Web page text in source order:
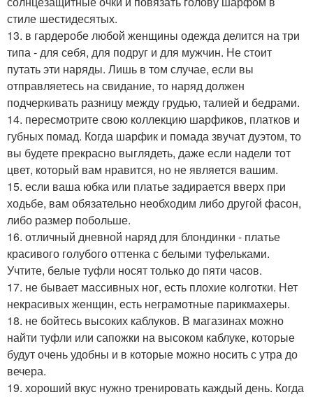
стиле шестидесятых.
13. в гардеробе любой женщины одежда делится на три
типа - для себя, для подруг и для мужчин. Не стоит
путать эти наряды. Лишь в том случае, если вы
отправляетесь на свидание, то наряд должен
подчеркивать разницу между грудью, талией и бедрами.
14. пересмотрите свою коллекцию шарфиков, платков и
губных помад. Когда шарфик и помада звучат дуэтом, то
вы будете прекрасно выглядеть, даже если надели тот
цвет, который вам нравится, но не является вашим.
15. если ваша юбка или платье задирается вверх при
ходьбе, вам обязательно необходим либо другой фасон,
либо размер побольше.
16. отличный дневной наряд для блондинки - платье
красивого голубого оттенка с белыми туфельками.
Учтите, белые туфли носят только до пяти часов.
17. не бывает массивных ног, есть плохие колготки. Нет
некрасивых женщин, есть неграмотные парикмахеры.
18. не бойтесь высоких каблуков. В магазинах можно
найти туфли или сапожки на высоком каблуке, которые
будут очень удобны и в которые можно носить с утра до
вечера.
19. хороший вкус нужно тренировать каждый день. Когда